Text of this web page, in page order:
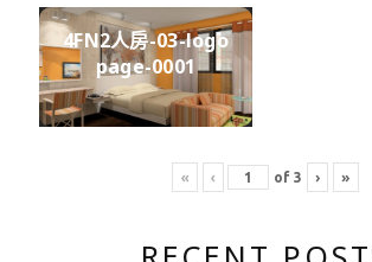
4FN2人房-03-logo
page-0001
« ‹ of3 › »